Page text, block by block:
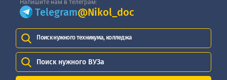
Напишите нам в телеграм:
Telegram@Nikol_doc
Поиск нужного техникума, колледжа
Поиск нужного ВУЗа